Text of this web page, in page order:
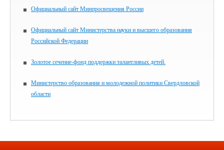
Официальный сайт Минпросвещения России
Официальный сайт Министерства науки и высшего образования
Российской Федерации
Золотое сечение-фонд поддержки талантливых детей.
Министерство образования и молодежной политики Свердловской
области